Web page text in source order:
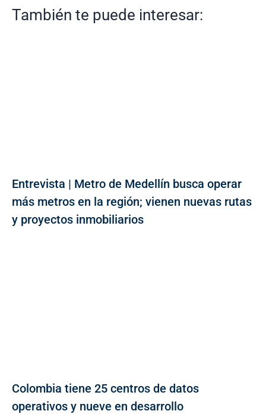
También te puede interesar:
Entrevista | Metro de Medellín busca operar
más metros en la región; vienen nuevas rutas
y proyectos inmobiliarios
Colombia tiene 25 centros de datos
operativos y nueve en desarrollo